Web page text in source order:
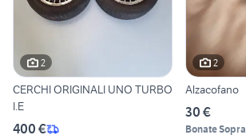
2
CERCHI ORIGINALI UNO TURBO
I.E
400 €
2
Alzacofano
30 €
Bonate Sopra